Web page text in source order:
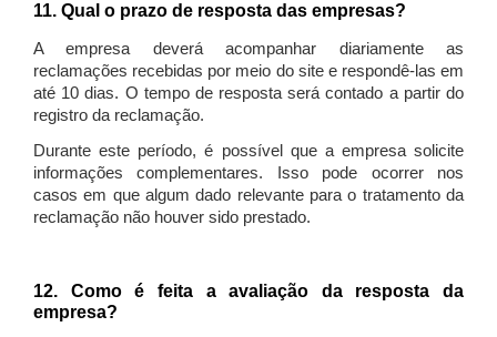
11. Qual o prazo de resposta das empresas?
A empresa deverá acompanhar diariamente as
reclamações recebidas por meio do site e respondê-las em
até 10 dias. O tempo de resposta será contado a partir do
registro da reclamação.
Durante este período, é possível que a empresa solicite
informações complementares. Isso pode ocorrer nos
casos em que algum dado relevante para o tratamento da
reclamação não houver sido prestado.
12. Como é feita a avaliação da resposta da
empresa?